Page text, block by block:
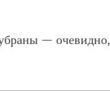
убраны —